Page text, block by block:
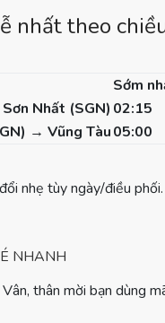
nhất theo
Sớm
Nhất (SGN) 02:15
→ Vũng Tàu05:00
nhẹ tùy ngày/điều
NHANH
thân mời bạn dùng